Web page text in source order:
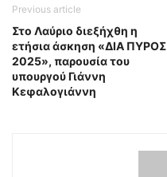
Previous article
Στο Λαύριο διεξήχθη η
ετήσια άσκηση «ΔΙΑ ΠΥΡΟΣ
2025», παρουσία του
υπουργού Γιάννη
Κεφαλογιάννη